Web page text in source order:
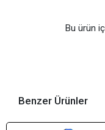
Bu ürün
Benzer Ürünler